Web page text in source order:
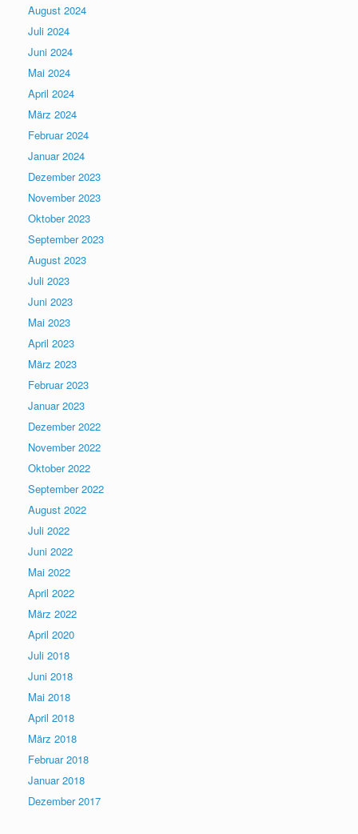
August 2024
Juli 2024
Juni 2024
Mai 2024
April 2024
März 2024
Februar 2024
Januar 2024
Dezember 2023
November 2023
Oktober 2023
September 2023
August 2023
Juli 2023
Juni 2023
Mai 2023
April 2023
März 2023
Februar 2023
Januar 2023
Dezember 2022
November 2022
Oktober 2022
September 2022
August 2022
Juli 2022
Juni 2022
Mai 2022
April 2022
März 2022
April 2020
Juli 2018
Juni 2018
Mai 2018
April 2018
März 2018
Februar 2018
Januar 2018
Dezember 2017